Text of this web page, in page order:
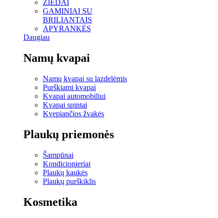
ŽIEDAI
GAMINIAI SU
BRILIANTAIS
APYRANKĖS
Daugiau
Namų kvapai
Namų kvapai su lazdelėmis
Purškiami kvapai
Kvapai automobiliui
Kvapai spintai
Kvepiančios žvakės
Plaukų priemonės
Šampūnai
Kondicionieriai
Plaukų kaukės
Plaukų purškiklis
Kosmetika